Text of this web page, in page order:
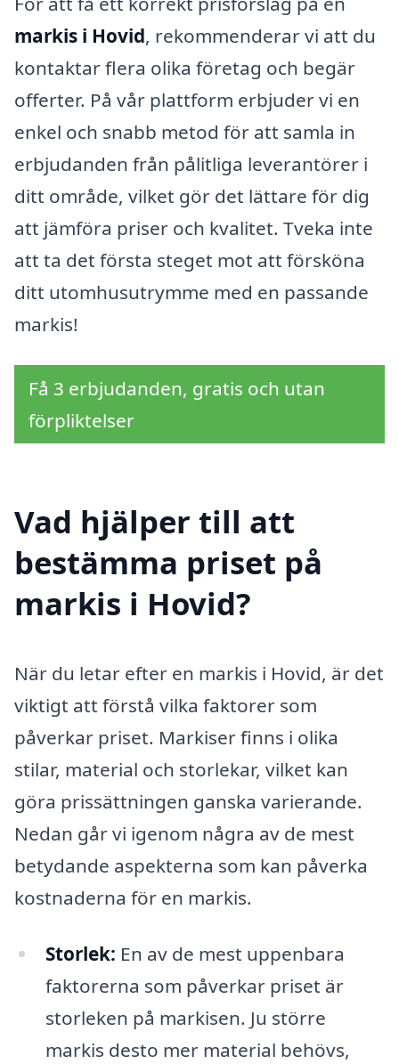
markis i Hovid, rekommenderar vi att du
kontaktar flera olika företag och begär
offerter. På vår plattform erbjuder vi en
enkel och snabb metod för att samla in
erbjudanden från pålitliga leverantörer i
ditt område, vilket gör det lättare för dig
att jämföra priser och kvalitet. Tveka inte
att ta det första steget mot att försköna
ditt utomhusutrymme med en passande
markis!
Få 3 erbjudanden, gratis och utan
förpliktelser
Vad hjälper till att
bestämma priset på
markis i Hovid?
När du letar efter en markis i Hovid, är det
viktigt att förstå vilka faktorer som
påverkar priset. Markiser finns i olika
stilar, material och storlekar, vilket kan
göra prissättningen ganska varierande.
Nedan går vi igenom några av de mest
betydande aspekterna som kan påverka
kostnaderna för en markis.
Storlek: En av de mest uppenbara
faktorerna som påverkar priset är
storleken på markisen. Ju större
markis desto mer material behövs,